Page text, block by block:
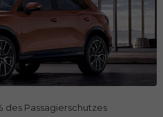
des Passagierschutzes